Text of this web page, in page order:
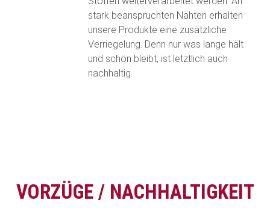
stark beanspruchten Nähten erhalten
unsere Produkte eine zusätzliche
Verriegelung. Denn nur was lange hält
und schön bleibt, ist letztlich auch
nachhaltig.
VORZÜGE / NACHHALTIGKEIT